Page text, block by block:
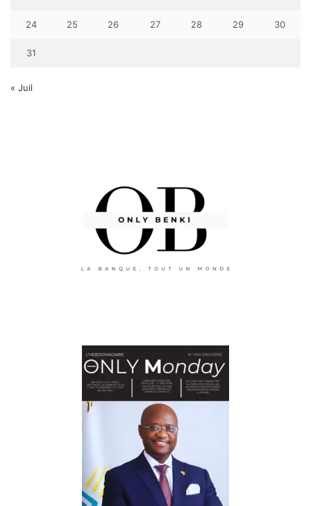
24 25 26 27 28 29 30
31
« Juil